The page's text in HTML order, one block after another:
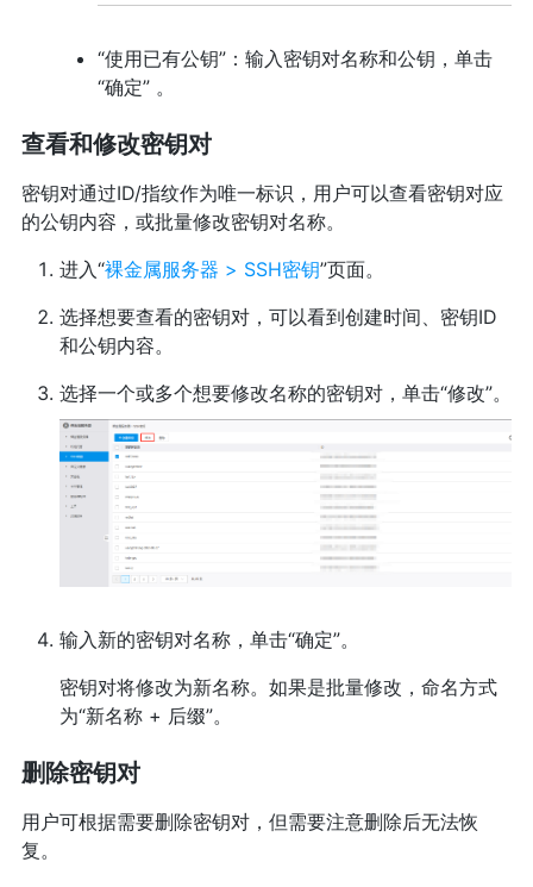
“使用已有公钥”：输入密钥对名称和公钥，单击
“确定” 。
查看和修改密钥对
密钥对通过ID/指纹作为唯一标识，用户可以查看密钥对应
的公钥内容，或批量修改密钥对名称。
进入“裸金属服务器 > SSH密钥”页面。
选择想要查看的密钥对，可以看到创建时间、密钥ID
和公钥内容。
选择一个或多个想要修改名称的密钥对，单击“修改”。
输入新的密钥对名称，单击“确定”。
密钥对将修改为新名称。如果是批量修改，命名方式
为“新名称 + 后缀”。
删除密钥对
用户可根据需要删除密钥对，但需要注意删除后无法恢
复。